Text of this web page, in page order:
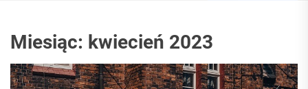
Miesiąc: kwiecień 2023